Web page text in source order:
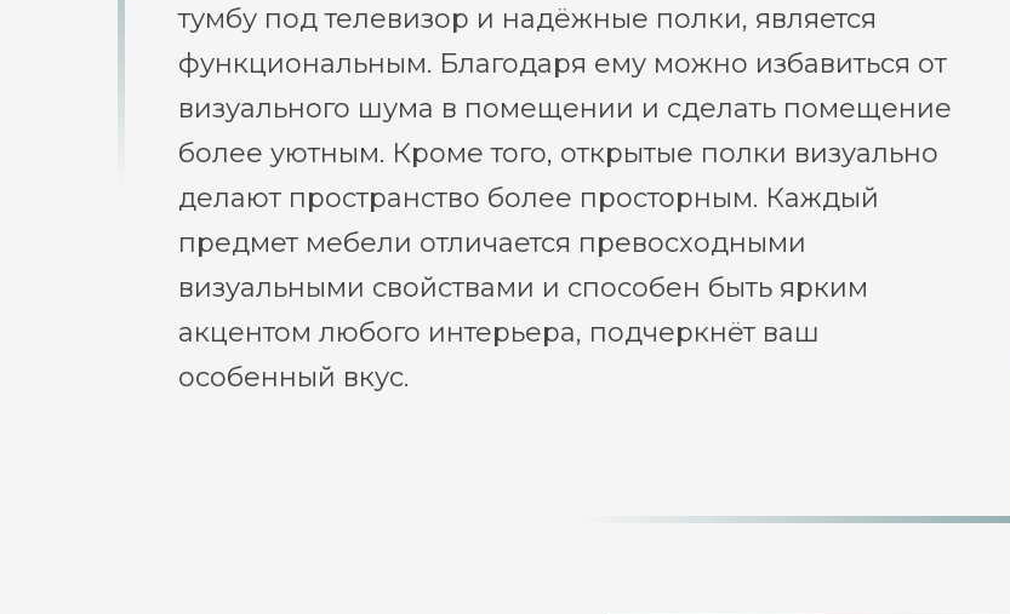
тумбу под телевизор и надёжные полки, является
функциональным. Благодаря ему можно избавиться от
визуального шума в помещении и сделать помещение
более уютным. Кроме того, открытые полки визуально
делают пространство более просторным. Каждый
предмет мебели отличается превосходными
визуальными свойствами и способен быть ярким
акцентом любого интерьера, подчеркнёт ваш
особенный вкус.